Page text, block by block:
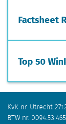
Factsheet
Top 50
KvK nr. Utrecht
BTW nr.